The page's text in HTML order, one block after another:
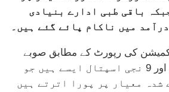
باقی طبی ادارے بنیادی
میں ناکام پائے گئے ہیں۔
کمیشن کی رپورٹ کے مطابق صوبے
میں صرف 2 سرکاری اور 9 نجی اسپتال ایسے ہیں جو
شدہ معیار پر پورا اترتے ہیں